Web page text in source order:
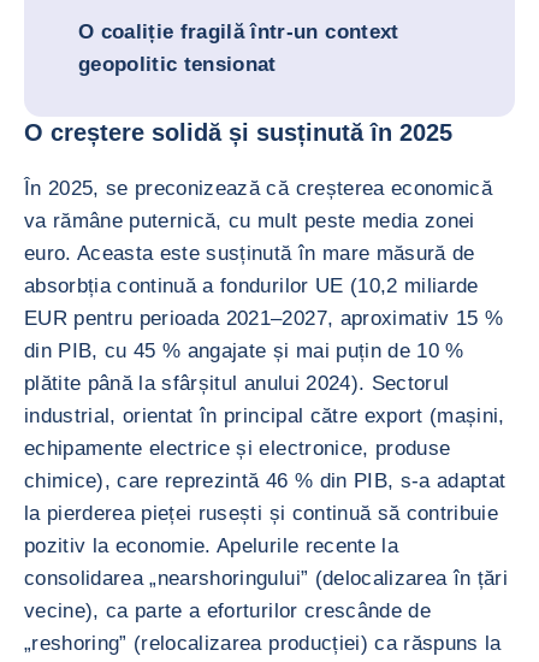
O coaliție fragilă într-un context
geopolitic tensionat
O creștere solidă și susținută în 2025
În 2025, se preconizează că creșterea economică
va rămâne puternică, cu mult peste media zonei
euro. Aceasta este susținută în mare măsură de
absorbția continuă a fondurilor UE (10,2 miliarde
EUR pentru perioada 2021–2027, aproximativ 15 %
din PIB, cu 45 % angajate și mai puțin de 10 %
plătite până la sfârșitul anului 2024). Sectorul
industrial, orientat în principal către export (mașini,
echipamente electrice și electronice, produse
chimice), care reprezintă 46 % din PIB, s-a adaptat
la pierderea pieței rusești și continuă să contribuie
pozitiv la economie. Apelurile recente la
consolidarea „nearshoringului” (delocalizarea în țări
vecine), ca parte a eforturilor crescânde de
„reshoring” (relocalizarea producției) ca răspuns la